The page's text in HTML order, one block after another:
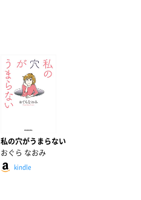
私の穴がうまらない
おぐら なおみ
kindle